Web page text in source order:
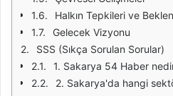
Halkın Tepkileri ve
Gelecek Vizyonu
SSS (Sıkça Sorulan Sorular)
1. Sakarya 54 Haber
2. Sakarya'da hangi